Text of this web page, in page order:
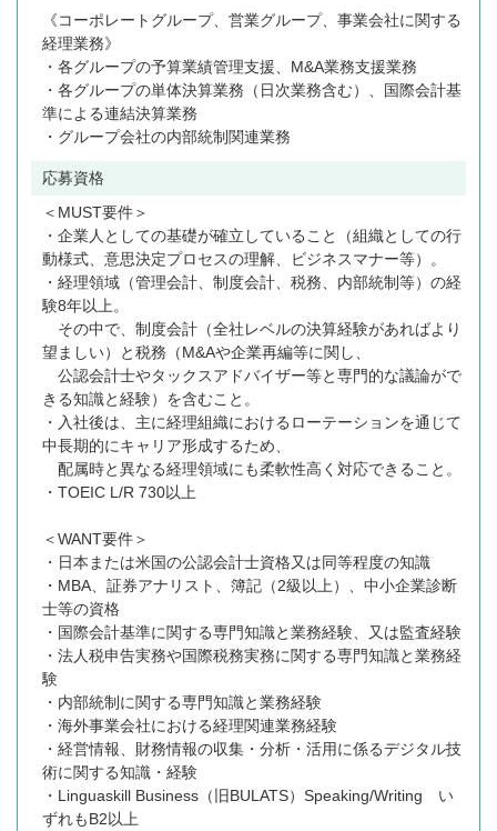
《コーポレートグループ、営業グループ、事業会社に関する
経理業務》
・各グループの予算業績管理支援、M&A業務支援業務
・各グループの単体決算業務（日次業務含む）、国際会計基
準による連結決算業務
・グループ会社の内部統制関連業務
応募資格
＜MUST要件＞
・企業人としての基礎が確立していること（組織としての行
動様式、意思決定プロセスの理解、ビジネスマナー等）。
・経理領域（管理会計、制度会計、税務、内部統制等）の経
験8年以上。
その中で、制度会計（全社レベルの決算経験があればより
望ましい）と税務（M&Aや企業再編等に関し、
公認会計士やタックスアドバイザー等と専門的な議論がで
きる知識と経験）を含むこと。
・入社後は、主に経理組織におけるローテーションを通じて
中長期的にキャリア形成するため、
配属時と異なる経理領域にも柔軟性高く対応できること。
・TOEIC L/R 730以上
＜WANT要件＞
・日本または米国の公認会計士資格又は同等程度の知識
・MBA、証券アナリスト、簿記（2級以上）、中小企業診断
士等の資格
・国際会計基準に関する専門知識と業務経験、又は監査経験
・法人税申告実務や国際税務実務に関する専門知識と業務経
験
・内部統制に関する専門知識と業務経験
・海外事業会社における経理関連業務経験
・経営情報、財務情報の収集・分析・活用に係るデジタル技
術に関する知識・経験
・Linguaskill Business（旧BULATS）Speaking/Writing い
ずれもB2以上